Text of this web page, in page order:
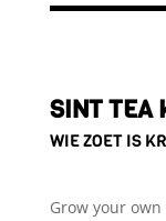
SINT TEA
WIE ZOET IS
Grow your